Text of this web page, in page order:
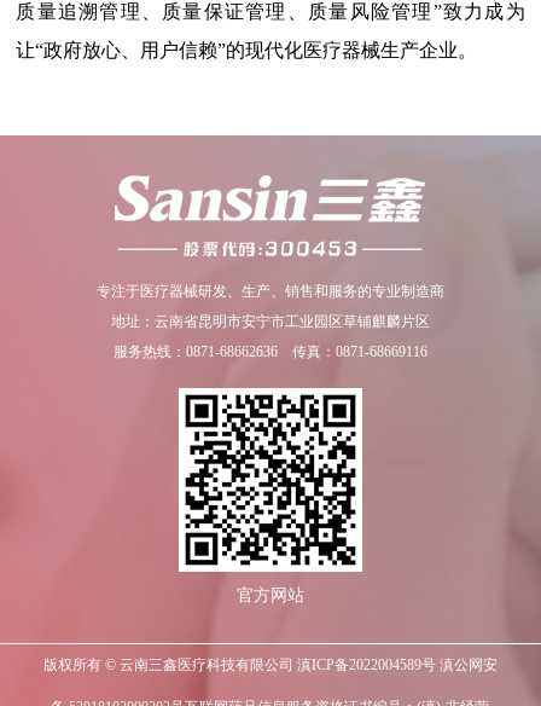
质量追溯管理、质量保证管理、质量风险管理”致力成为
让“政府放心、用户信赖”的现代化医疗器械生产企业。
专注于医疗器械研发、生产、销售和服务的专业制造商
地址：云南省昆明市安宁市工业园区草铺麒麟片区
服务热线：0871-68662636 传真：0871-68669116
官方网站
版权所有 © 云南三鑫医疗科技有限公司 滇ICP备2022004589号 滇公网安